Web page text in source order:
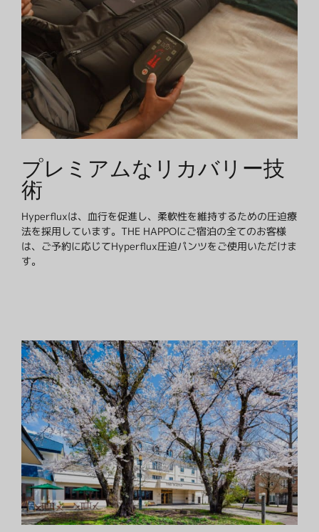
プレミアムなリカバリー技
術
Hyperfluxは、血行を促進し、柔軟性を維持するための圧迫療
法を採用しています。THE HAPPOにご宿泊の全てのお客様
は、ご予約に応じてHyperflux圧迫パンツをご使用いただけま
す。